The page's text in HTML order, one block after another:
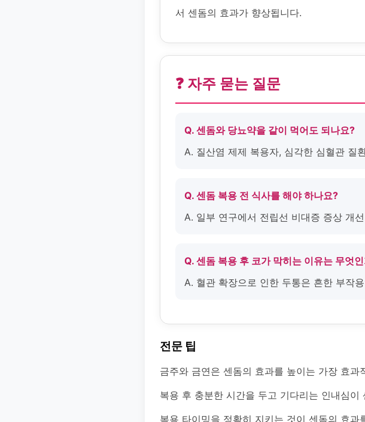
서 센돔의 효과가 향상됩니다.
❓ 자주 묻는 질문
Q. 센돔와 당뇨약을 같이 먹어도 되나요?
A. 질산염 제제 복용자, 심각한 심혈관 질
Q. 센돔 복용 전 식사를 해야 하나요?
A. 일부 연구에서 전립선 비대증 증상 개
Q. 센돔 복용 후 코가 막히는 이유는 무엇
A. 혈관 확장으로 인한 두통은 흔한 부작
전문 팁
금주와 금연은 센돔의 효과를 높이는 가장 효과
복용 후 충분한 시간을 두고 기다리는 인내심이
복용 타이밍을 정확히 지키는 것이 센돔의 효과